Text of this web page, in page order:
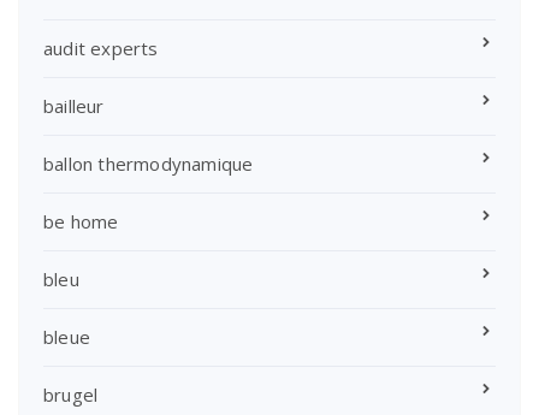
audit experts
bailleur
ballon thermodynamique
be home
bleu
bleue
brugel